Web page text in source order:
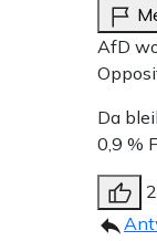
AfD
Da
0,9 %
2